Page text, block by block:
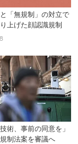
と「無規制」の対立で
上げた顔認識規制
術、事前の同意を」
制法案を審議へ